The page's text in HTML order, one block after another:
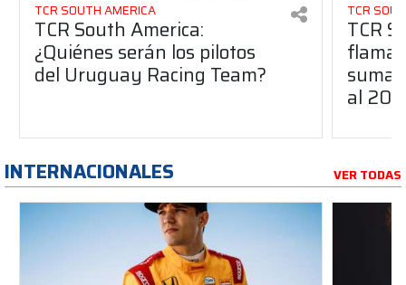
TCR SOUTH AMERICA
TCR South America:
¿Quiénes serán los pilotos
del Uruguay Racing Team?
TCR
TCR
suma
al
INTERNACIONALES VER TODAS